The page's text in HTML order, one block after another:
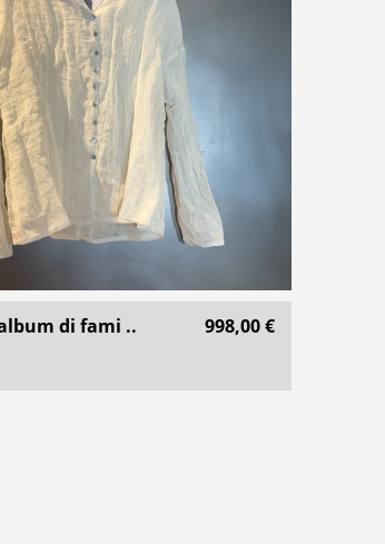
di fami .. 998,00 €